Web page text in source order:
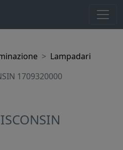
Lampadari
1709320000